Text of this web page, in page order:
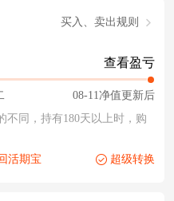
买入、卖出规则
查看盈亏
08-11净值更新后
不同，持有180天以上时，购
活期宝 超级转换